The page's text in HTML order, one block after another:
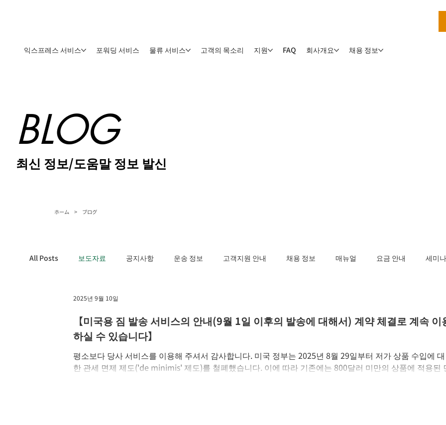
익스프레스 서비스 포워딩 서비스 물류 서비스 고객의 목소리 지원 FAQ 회사개요 채용 정보
BLOG
최신 정보/도움말 정보 발신
ホーム > ブログ
All Posts 보도자료 공지사항 운송 정보 고객지원 안내 채용 정보 매뉴얼 요금 안내 세미
【미국용 짐 발송 서비스의 안내(9월 1일 이후의 발송에 대해서) 계약 체결로 계속 이
하실 수 있습니다】
평소보다 당사 서비스를 이용해 주셔서 감사합니다. 미국 정부는 2025년 8월 29일부터 저가 상품 수입에 대
한 관세 면제 제도('de minimis' 제도)를 철폐했습니다. 이에 따라 기존에는 800달러 미만의 상품에 적용된
2025년 9월 10일